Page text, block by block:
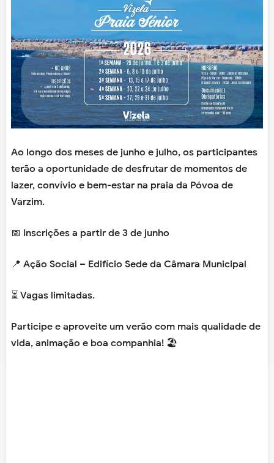
Ao longo dos meses de junho e julho, os participantes
terão a oportunidade de desfrutar de momentos de
lazer, convívio e bem-estar na praia da Póvoa de
Varzim.
📅 Inscrições a partir de 3 de junho
📍 Ação Social – Edifício Sede da Câmara Municipal
⏳ Vagas limitadas.
Participe e aproveite um verão com mais qualidade de
vida, animação e boa companhia! 🏖️